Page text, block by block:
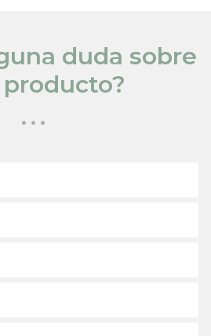
duda sobre
...